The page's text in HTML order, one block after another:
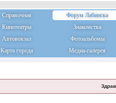
Справочная Форум Лабинска
Кинотеатры Знакомства
Автовокзал Фотоальбомы
Карта города Медиа-галерея